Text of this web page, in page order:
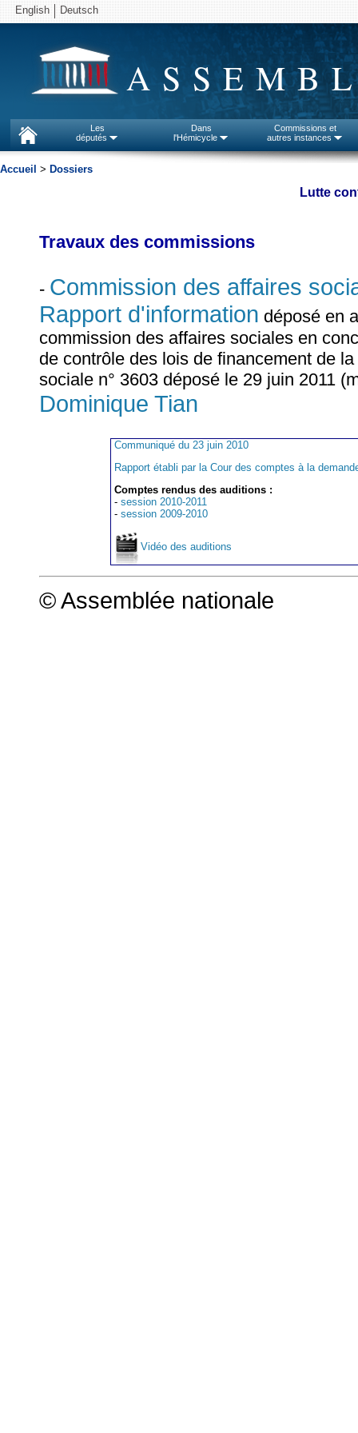
English Deutsch
Les
députés
Dans
l'Hémicycle
Commissions et
autres instances
Accueil > Dossiers
Lutte
Travaux des commissions
- Commission des affaires
Rapport d'information déposé en
commission des affaires sociales en
de contrôle des lois de financement de
sociale n° 3603 déposé le 29 juin 2011
Dominique Tian
Communiqué du 23 juin 2010
Rapport établi par la Cour des comptes à la
Comptes rendus des auditions :
-session 2010-2011
-session 2009-2010
Vidéo des auditions
© Assemblée nationale